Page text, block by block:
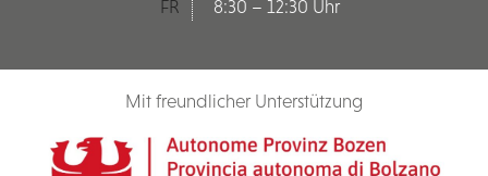
FR
8:30 – 12:30 Uhr
Mit freundlicher Unterstützung